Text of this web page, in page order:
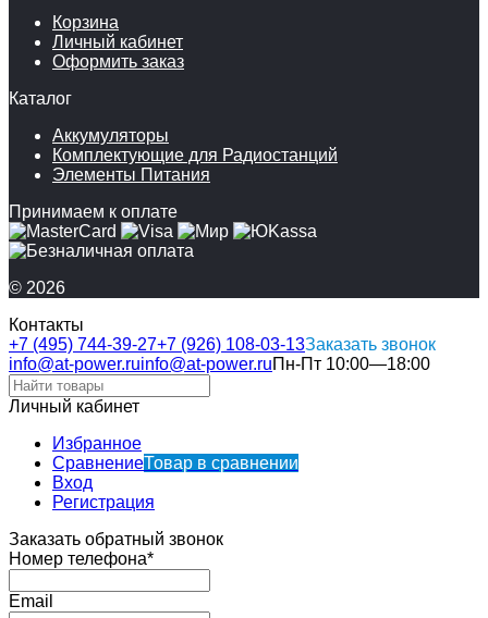
Корзина
Личный кабинет
Оформить заказ
Каталог
Аккумуляторы
Комплектующие для Радиостанций
Элементы Питания
Принимаем к оплате
© 2026
Контакты
+7 (495) 744-39-27+7 (926) 108-03-13Заказать звонок
info@at-power.ruinfo@at-power.ruПн-Пт 10:00—18:00
Личный кабинет
Избранное
СравнениеТовар в сравнении
Вход
Регистрация
Заказать обратный звонок
Номер телефона*
Email